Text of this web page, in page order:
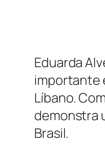
Eduarda
importante
Líbano.
demonstra
Brasil.